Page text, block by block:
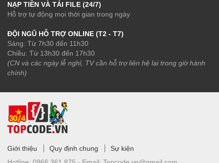
NẠP TIỀN VÀ TẢI FILE (24/7)
Hỗ trợ tự động mọi thời gian trong ngày
ĐỘI NGŨ HỖ TRỢ ONLINE (T2 - T7)
Sáng: Từ 7h30 đến 11h30
Chiều: Từ 13h30 đến 17h30
(CN và các ngày lễ nghỉ, TV cần hỗ trợ liên hệ lại trong giờ hành
chính)
Giới thiệu Quy định chung
Sự kiện